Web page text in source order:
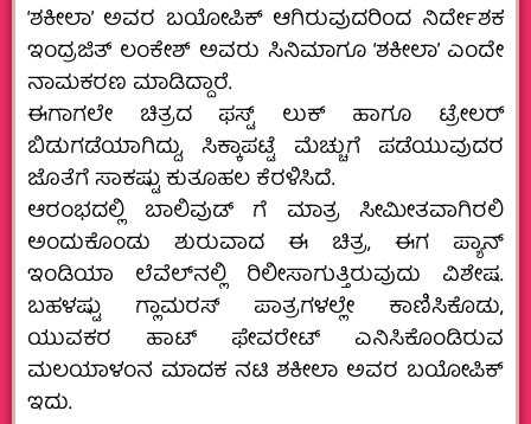
‘ಶಕೀಲಾ’ ಅವರ ಬಯೋಪಿಕ್ ಆಗಿರುವುದರಿಂದ ನಿರ್ದೇಶಕ
ಇಂದ್ರಜಿತ್ ಲಂಕೇಶ್ ಅವರು ಸಿನಿಮಾಗೂ ‘ಶಕೀಲಾ’ ಎಂದೇ
ನಾಮಕರಣ ಮಾಡಿದ್ದಾರೆ.
ಈಗಾಗಲೇ ಚಿತ್ರದ ಫಸ್ಟ್ ಲುಕ್ ಹಾಗೂ ಟ್ರೇಲರ್
ಬಿಡುಗಡೆಯಾಗಿದ್ದು, ಸಿಕ್ಕಾಪಟ್ಟೆ ಮೆಚ್ಚುಗೆ ಪಡೆಯುವುದರ
ಜೊತೆಗೆ ಸಾಕಷ್ಟು ಕುತೂಹಲ ಕೆರಳಿಸಿದೆ.
ಆರಂಭದಲ್ಲಿ ಬಾಲಿವುಡ್ ಗೆ ಮಾತ್ರ ಸೀಮೀತವಾಗಿರಲಿ
ಅಂದುಕೊಂಡು ಶುರುವಾದ ಈ ಚಿತ್ರ, ಈಗ ಪ್ಯಾನ್
ಇಂಡಿಯಾ ಲೆವೆಲ್‍ನಲ್ಲಿ ರಿಲೀಸಾಗುತ್ತಿರುವುದು ವಿಶೇಷ.
ಬಹಳಷ್ಟು ಗ್ಲಾಮರಸ್ ಪಾತ್ರಗಳಲ್ಲೇ ಕಾಣಿಸಿಕೊಡು,
ಯುವಕರ ಹಾಟ್ ಫೇವರೇಟ್ ಎನಿಸಿಕೊಂಡಿರುವ
ಮಲಯಾಳಂನ ಮಾದಕ ನಟಿ ಶಕೀಲಾ ಅವರ ಬಯೋಪಿಕ್
ಇದು.